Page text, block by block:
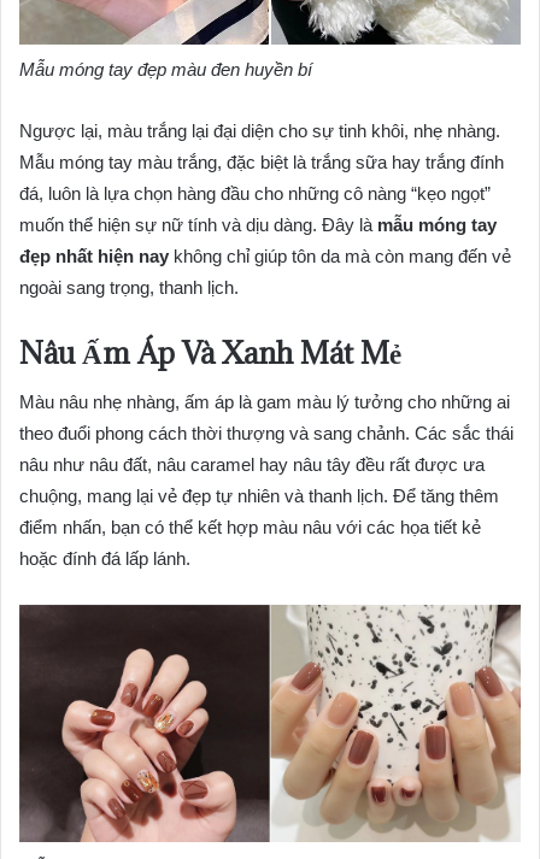
Mẫu móng tay đẹp màu đen huyền bí
Ngược lại, màu trắng lại đại diện cho sự tinh khôi, nhẹ nhàng.
Mẫu móng tay màu trắng, đặc biệt là trắng sữa hay trắng đính
đá, luôn là lựa chọn hàng đầu cho những cô nàng “kẹo ngọt”
muốn thể hiện sự nữ tính và dịu dàng. Đây là mẫu móng tay
đẹp nhất hiện nay không chỉ giúp tôn da mà còn mang đến vẻ
ngoài sang trọng, thanh lịch.
Nâu Ấm Áp Và Xanh Mát Mẻ
Màu nâu nhẹ nhàng, ấm áp là gam màu lý tưởng cho những ai
theo đuổi phong cách thời thượng và sang chảnh. Các sắc thái
nâu như nâu đất, nâu caramel hay nâu tây đều rất được ưa
chuộng, mang lại vẻ đẹp tự nhiên và thanh lịch. Để tăng thêm
điểm nhấn, bạn có thể kết hợp màu nâu với các họa tiết kẻ
hoặc đính đá lấp lánh.